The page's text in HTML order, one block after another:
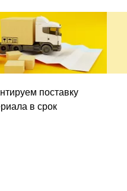
поставку
в срок